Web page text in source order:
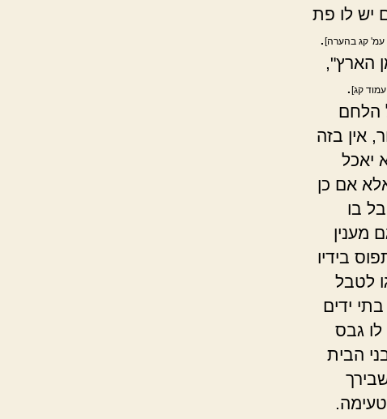
יש לו פת
עמ' קג בהערה]
הארץ",
עמוד קג]
הלחם
אין בזה
יאכל
אם כן
בו
מענין
בידיו
לטבל
ידים
גבס
הבית